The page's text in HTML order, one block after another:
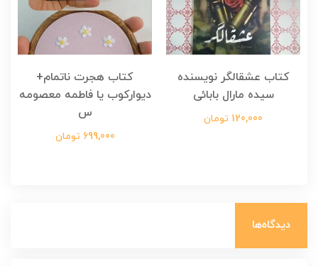
کتاب عشقالگر نویسنده
سیده مارال بابائی
120,000 تومان
کتاب هجرت ناتمام+
دیوارکوب یا فاطمه معصومه
س
699,000 تومان
دیدگاه‌ها